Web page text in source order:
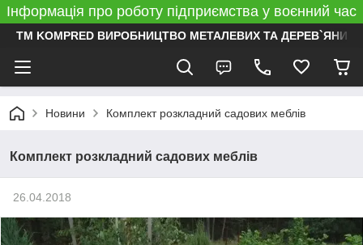
Інформація про роботу підприємства у воєнний час
ТМ KOMPRED ВИРОБНИЦТВО МЕТАЛЕВИХ ТА ДЕРЕВ`ЯНИХ
Новини Комплект розкладний садових меблів
Комплект розкладний садових меблів
26.04.2018